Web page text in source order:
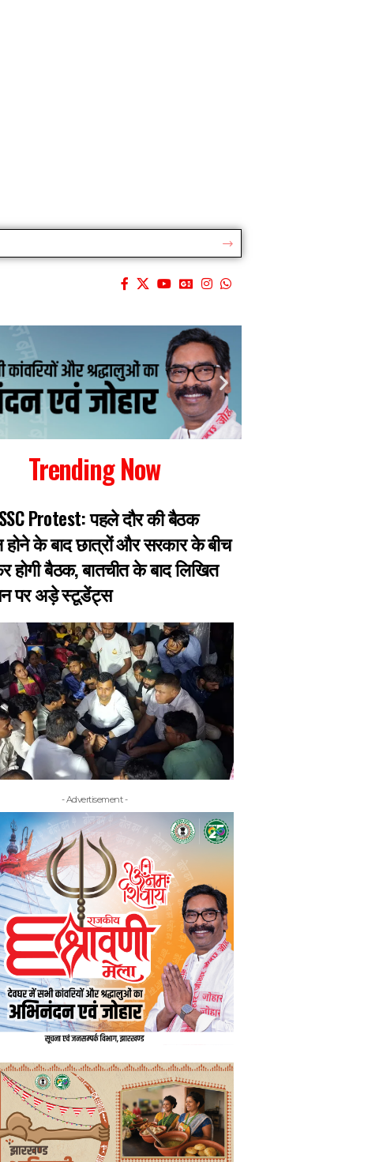
Trending Now
Protest: पहले दौर की बैठक
के बाद छात्रों और सरकार के बीच
होगी बैठक, बातचीत के बाद लिखित
पर अड़े स्टूडेंट्स
- Advertisement -